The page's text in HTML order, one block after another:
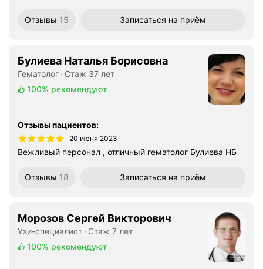
Отзывы 15 Записаться на приём
Булиева Наталья Борисовна
Гематолог
Стаж 37 лет
100% рекомендуют
Отзывы пациентов:
20 июня 2023
Вежливый персонал , отличный гематолог Булиева НБ
Отзывы 18 Записаться на приём
Морозов Сергей Викторович
Узи-специалист
Стаж 7 лет
100% рекомендуют